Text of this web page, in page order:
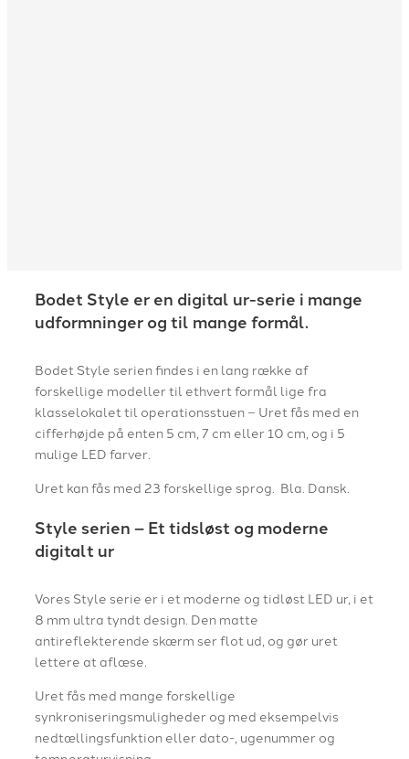
Bodet Style er en digital ur-serie i mange
udformninger og til mange formål.
Bodet Style serien findes i en lang række af
forskellige modeller til ethvert formål lige fra
klasselokalet til operationsstuen – Uret fås med en
cifferhøjde på enten 5 cm, 7 cm eller 10 cm, og i 5
mulige LED farver.
Uret kan fås med 23 forskellige sprog. Bla. Dansk.
Style serien – Et tidsløst og moderne
digitalt ur
Vores Style serie er i et moderne og tidløst LED ur, i et
8 mm ultra tyndt design. Den matte
antireflekterende skærm ser flot ud, og gør uret
lettere at aflæse.
Uret fås med mange forskellige
synkroniseringsmuligheder og med eksempelvis
nedtællingsfunktion eller dato-, ugenummer og